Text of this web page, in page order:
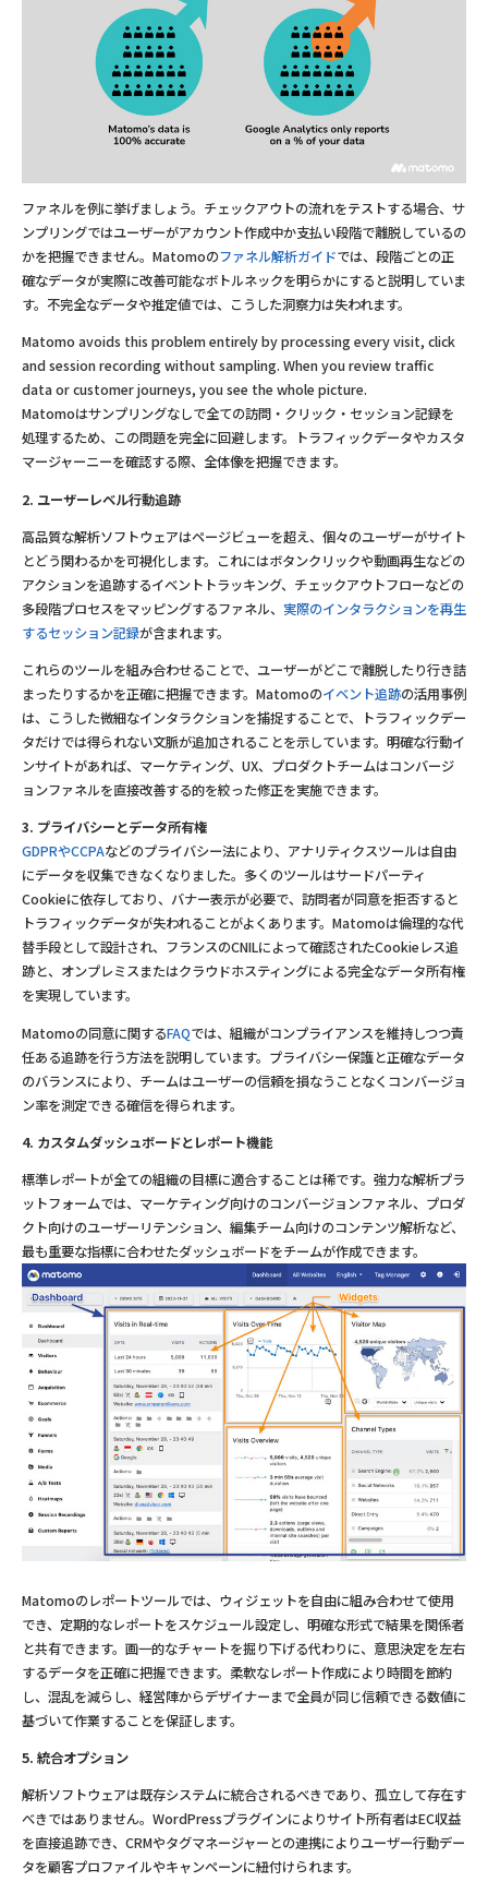
ファネルを例に挙げましょう。チェックアウトの流れをテストする場合、サ
ンプリングではユーザーがアカウント作成中か支払い段階で離脱しているの
かを把握できません。Matomoのファネル解析ガイドでは、段階ごとの正
確なデータが実際に改善可能なボトルネックを明らかにすると説明していま
す。不完全なデータや推定値では、こうした洞察力は失われます。
Matomo avoids this problem entirely by processing every visit, click
and session recording without sampling. When you review traffic
data or customer journeys, you see the whole picture.
Matomoはサンプリングなしで全ての訪問・クリック・セッション記録を
処理するため、この問題を完全に回避します。トラフィックデータやカスタ
マージャーニーを確認する際、全体像を把握できます。
2. ユーザーレベル行動追跡
高品質な解析ソフトウェアはページビューを超え、個々のユーザーがサイト
とどう関わるかを可視化します。これにはボタンクリックや動画再生などの
アクションを追跡するイベントトラッキング、チェックアウトフローなどの
多段階プロセスをマッピングするファネル、 実際のインタラクションを再生
するセッション記録が含まれます。
これらのツールを組み合わせることで、ユーザーがどこで離脱したり行き詰
まったりするかを正確に把握できます。Matomoのイベント追跡の活用事例
は、こうした微細なインタラクションを捕捉することで、トラフィックデー
タだけでは得られない文脈が追加されることを示しています。明確な行動イ
ンサイトがあれば、マーケティング、UX、プロダクトチームはコンバージ
ョンファネルを直接改善する的を絞った修正を実施できます。
3. プライバシーとデータ所有権
GDPRやCCPAなどのプライバシー法により、アナリティクスツールは自由
にデータを収集できなくなりました。多くのツールはサードパーティ
Cookieに依存しており、バナー表示が必要で、訪問者が同意を拒否すると
トラフィックデータが失われることがよくあります。Matomoは倫理的な代
替手段として設計され、フランスのCNILによって確認されたCookieレス追
跡と、オンプレミスまたはクラウドホスティングによる完全なデータ所有権
を実現しています。
Matomoの同意に関するFAQでは、組織がコンプライアンスを維持しつつ責
任ある追跡を行う方法を説明しています。プライバシー保護と正確なデータ
のバランスにより、チームはユーザーの信頼を損なうことなくコンバージョ
ン率を測定できる確信を得られます。
4. カスタムダッシュボードとレポート機能
標準レポートが全ての組織の目標に適合することは稀です。強力な解析プラ
ットフォームでは、マーケティング向けのコンバージョンファネル、プロダ
クト向けのユーザーリテンション、編集チーム向けのコンテンツ解析など、
最も重要な指標に合わせたダッシュボードをチームが作成できます。
Matomoのレポートツールでは、ウィジェットを自由に組み合わせて使用
でき、定期的なレポートをスケジュール設定し、明確な形式で結果を関係者
と共有できます。画一的なチャートを掘り下げる代わりに、意思決定を左右
するデータを正確に把握できます。柔軟なレポート作成により時間を節約
し、混乱を減らし、経営陣からデザイナーまで全員が同じ信頼できる数値に
基づいて作業することを保証します。
5. 統合オプション
解析ソフトウェアは既存システムに統合されるべきであり、孤立して存在す
べきではありません。WordPressプラグインによりサイト所有者はEC収益
を直接追跡でき、CRMやタグマネージャーとの連携によりユーザー行動デー
タを顧客プロファイルやキャンペーンに紐付けられます。